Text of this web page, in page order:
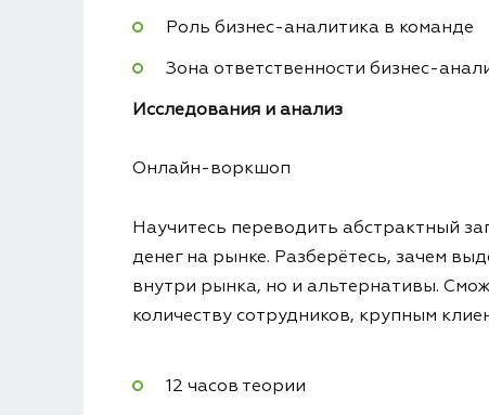
Роль бизнес-аналитика в команде
Зона ответственности бизнес-
Исследования и анализ
Онлайн-воркшоп
Научитесь переводить абстрактный
денег на рынке. Разберётесь, зачем
внутри рынка, но и альтернативы.
количеству сотрудников, крупным
12 часов теории